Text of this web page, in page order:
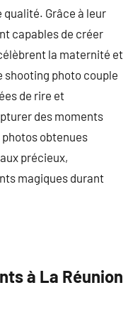
qualité. Grâce à leur
capables de créer
la maternité et
shooting photo couple
de rire et
des moments
obtenues
précieux,
magiques durant
à La Réunion